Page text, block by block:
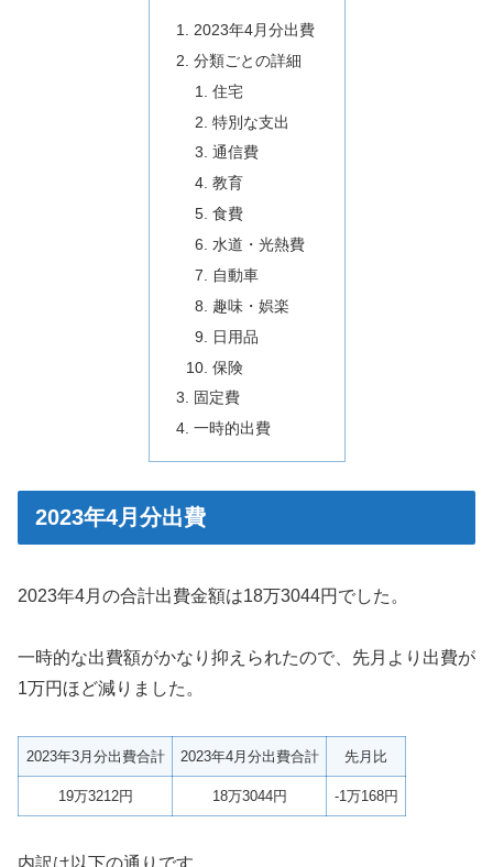
2023年4月分出費
分類ごとの詳細
住宅
特別な支出
通信費
教育
食費
水道・光熱費
自動車
趣味・娯楽
日用品
保険
固定費
一時的出費
2023年4月分出費
2023年4月の合計出費金額は18万3044円でした。
一時的な出費額がかなり抑えられたので、先月より出費が
1万円ほど減りました。
2023年3月分出費合計 2023年4月分出費合計 先月比
19万3212円 18万3044円 -1万168円
内訳は以下の通りです。